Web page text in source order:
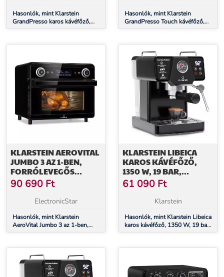
Hasonlók, mint Klarstein
GrandPresso karos kávéfőző,
precíziós daráló, gőzfúvóka,
Hasonlók, mint Klarstein
GrandPresso Touch kávéfőző,
20 bar, beépített daráló,
KLARSTEIN AEROVITAL
JUMBO 3 AZ 1-BEN,
FORRÓLEVEGŐS
FRITŐZ, TOASTER,
DEHIDRATÁLÓ
KÉSZÜLÉK, 1550 W, 18 L
90 690 Ft
ElectronicStar
Hasonlók, mint Klarstein
AeroVital Jumbo 3 az 1-ben,
forrólevegős fritőz, toaster,
18 l
KLARSTEIN LIBEICA
KAROS KÁVÉFŐZŐ,
1350 W, 19 BAR,
ÉRINTÉSES VEZÉRLÉS,
ROZSDAMENTES ACÉL,
NYOMÁS ÉS
61 090 Ft
Klarstein
Hasonlók, mint Klarstein Libeica
karos kávéfőző, 1350 W, 19 bar,
érintéses vezérlés,
hőmérséklet jelző